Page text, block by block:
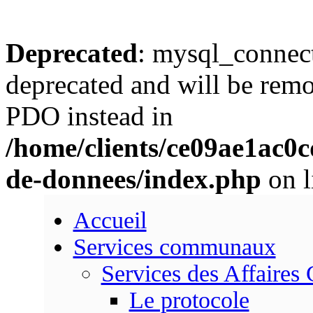
Deprecated:
deprecated and will be
PDO instead in
/home/clients/
de-donnees/index.php on
Accueil
Services communaux
Services des Affaires
Le protocole